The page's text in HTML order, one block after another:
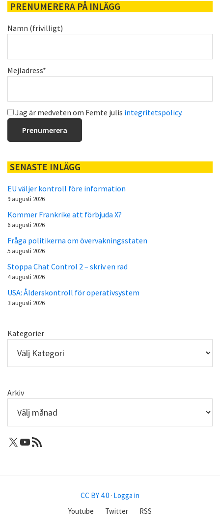
PRENUMERERA PÅ INLÄGG
Namn (frivilligt)
Mejladress*
Jag är medveten om Femte julis integritetspolicy.
SENASTE INLÄGG
EU väljer kontroll före information
9 augusti 2026
Kommer Frankrike att förbjuda X?
6 augusti 2026
Fråga politikerna om övervakningsstaten
5 augusti 2026
Stoppa Chat Control 2 – skriv en rad
4 augusti 2026
USA: Ålderskontroll för operativsystem
3 augusti 2026
Kategorier
Arkiv
X: Femtejuli
Youtube
RSS-flöde
CC BY 4.0 · Logga in
Youtube
Twitter RSS